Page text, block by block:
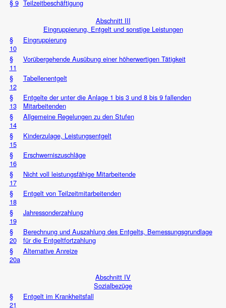
§ 9 Teilzeitbeschäftigung
Abschnitt III
Eingruppierung, Entgelt und sonstige Leistungen
§
10
Eingruppierung
§
11
Vorübergehende Ausübung einer höherwertigen Tätigkeit
§
12
Tabellenentgelt
§
13
Entgelte der unter die Anlage 1 bis 3 und 8 bis 9 fallenden
Mitarbeitenden
§
14
Allgemeine Regelungen zu den Stufen
§
15
Kinderzulage, Leistungsentgelt
§
16
Erschwerniszuschläge
§
17
Nicht voll leistungsfähige Mitarbeitende
§
18
Entgelt von Teilzeitmitarbeitenden
§
19
Jahressonderzahlung
§
20
Berechnung und Auszahlung des Entgelts, Bemessungsgrundlage
für die Entgeltfortzahlung
§
20a
Alternative Anreize
Abschnitt IV
Sozialbezüge
§
21
Entgelt im Krankheitsfall